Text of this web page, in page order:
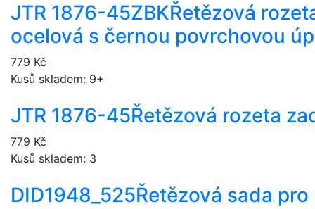
JTR 1876-45ZBKŘetězová
ocelová s černou povrchovou
779 Kč
Kusů skladem: 9+
JTR 1876-45Řetězová rozeta
779 Kč
Kusů skladem: 3
DID1948_525Řetězová sada